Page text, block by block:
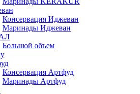
Консервация Иджеван
Маринады Иджеван
Большой объем
Консервация Артфуд
Маринады Артфуд